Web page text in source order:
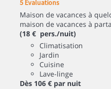
5 Évaluations
Maison de vacances à
maison de vacances à
(18 € pers./nuit)
Climatisation
Jardin
Cuisine
Lave-linge
Dès 106 € par nuit